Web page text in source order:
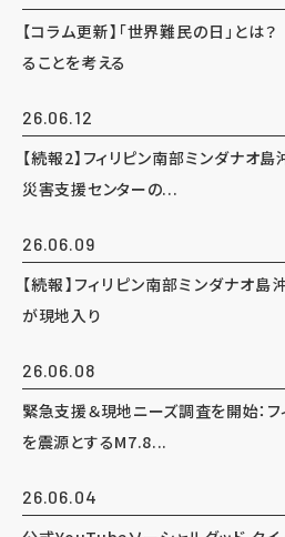
【コラム更新】「世界難民の日」とは
ることを考える
26.06.12
【続報2】フィリピン南部ミンダナオ
災害支援センターの...
26.06.09
【続報】フィリピン南部ミンダナオ
が現地入り
26.06.08
緊急支援＆現地ニーズ調査を開始：
を震源とするM7.8...
26.06.04